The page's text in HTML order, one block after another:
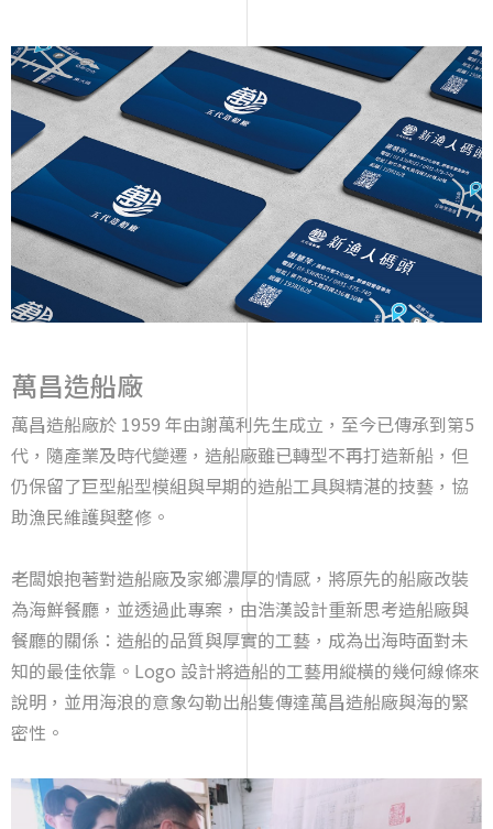
萬昌造船廠
萬昌造船廠於 1959 年由謝萬利先生成立，至今已傳承到第5
代，隨產業及時代變遷，造船廠雖已轉型不再打造新船，但
仍保留了巨型船型模組與早期的造船工具與精湛的技藝，協
助漁民維護與整修。
老闆娘抱著對造船廠及家鄉濃厚的情感，將原先的船廠改裝
為海鮮餐廳，並透過此專案，由浩漢設計重新思考造船廠與
餐廳的關係：造船的品質與厚實的工藝，成為出海時面對未
知的最佳依靠。Logo 設計將造船的工藝用縱橫的幾何線條來
說明，並用海浪的意象勾勒出船隻傳達萬昌造船廠與海的緊
密性。